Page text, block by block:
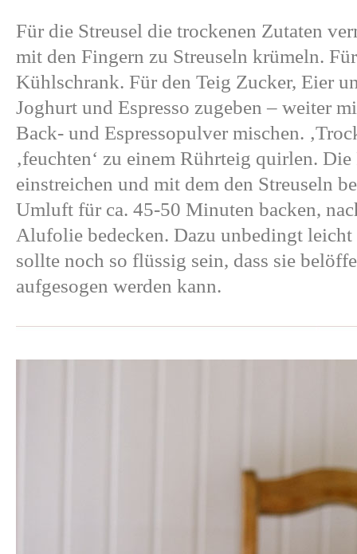
Für die Streusel die trockenen Zutaten
mit den Fingern zu Streuseln krümeln.
Kühlschrank. Für den Teig Zucker, Eier
Joghurt und Espresso zugeben – weiter
Back- und Espressopulver mischen.
‚feuchten‘ zu einem Rührteig quirlen.
einstreichen und mit dem den Streuseln
Umluft für ca. 45-50 Minuten backen,
Alufolie bedecken. Dazu unbedingt leicht
sollte noch so flüssig sein, dass sie
aufgesogen werden kann.